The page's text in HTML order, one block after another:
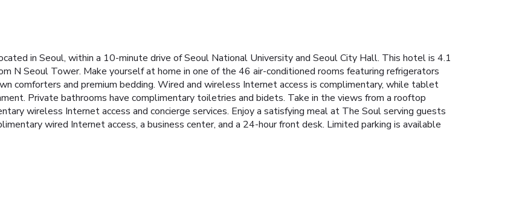
in Seoul, within a 10-minute drive of Seoul National University and Seoul City Hall. This hotel is 4.1
N Seoul Tower. Make yourself at home in one of the 46 air-conditioned rooms featuring refrigerators
comforters and premium bedding. Wired and wireless Internet access is complimentary, while tablet
Private bathrooms have complimentary toiletries and bidets. Take in the views from a rooftop
wireless Internet access and concierge services. Enjoy a satisfying meal at The Soul serving guests
wired Internet access, a business center, and a 24-hour front desk. Limited parking is available